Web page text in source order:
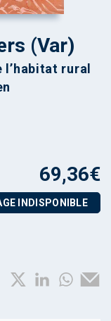
(Var)
rural
69,36€
INDISPONIBLE